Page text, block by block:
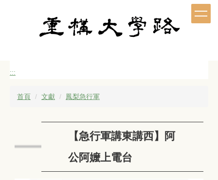
:::
首頁 文獻 鳳梨急行軍
【急行軍講東講西】阿
公阿嬤上電台